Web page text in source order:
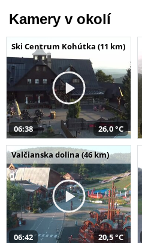
Kamery v okolí
Ski Centrum Kohútka (11 km)
06:38 26,0 °C
Valčianska dolina (46 km)
06:42 20,5 °C